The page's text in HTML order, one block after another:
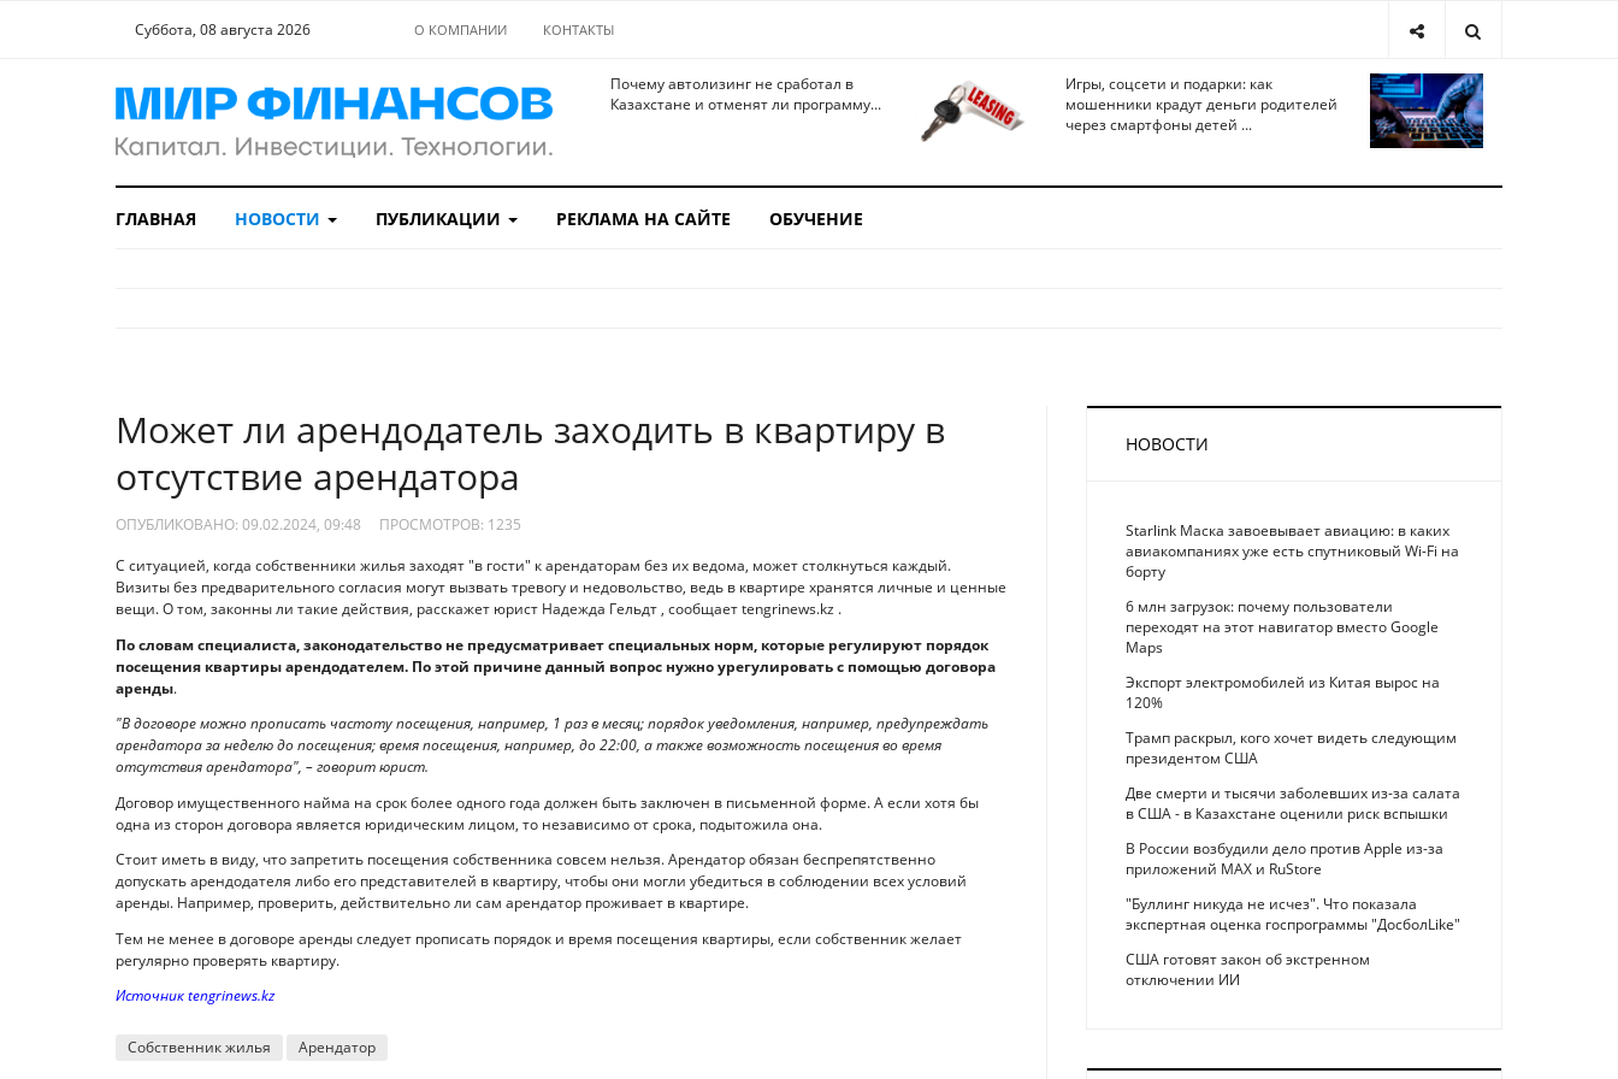
Суббота, 08 августа 2026 О КОМПАНИИ КОНТАКТЫ
Почему автолизинг не сработал в
Казахстане и отменят ли программу...
Игры, соцсети и подарки: как
мошенники крадут деньги родителей
через смартфоны детей ...
ГЛАВНАЯ НОВОСТИ ПУБЛИКАЦИИ РЕКЛАМА НА САЙТЕ ОБУЧЕНИЕ
Может ли арендодатель заходить в квартиру в
отсутствие арендатора
ОПУБЛИКОВАНО: 09.02.2024, 09:48 ПРОСМОТРОВ: 1235
С ситуацией, когда собственники жилья заходят "в гости" к арендаторам без их ведома, может столкнуться каждый.
Визиты без предварительного согласия могут вызвать тревогу и недовольство, ведь в квартире хранятся личные и ценные
вещи. О том, законны ли такие действия, расскажет юрист Надежда Гельдт , сообщает tengrinews.kz .
По словам специалиста, законодательство не предусматривает специальных норм, которые регулируют порядок
посещения квартиры арендодателем. По этой причине данный вопрос нужно урегулировать с помощью договора
аренды.
"В договоре можно прописать частоту посещения, например, 1 раз в месяц; порядок уведомления, например, предупреждать
арендатора за неделю до посещения; время посещения, например, до 22:00, а также возможность посещения во время
отсутствия арендатора", – говорит юрист.
Договор имущественного найма на срок более одного года должен быть заключен в письменной форме. А если хотя бы
одна из сторон договора является юридическим лицом, то независимо от срока, подытожила она.
Стоит иметь в виду, что запретить посещения собственника совсем нельзя. Арендатор обязан беспрепятственно
допускать арендодателя либо его представителей в квартиру, чтобы они могли убедиться в соблюдении всех условий
аренды. Например, проверить, действительно ли сам арендатор проживает в квартире.
Тем не менее в договоре аренды следует прописать порядок и время посещения квартиры, если собственник желает
регулярно проверять квартиру.
Источник tengrinews.kz
Собственник жилья Арендатор
НОВОСТИ
Starlink Маска завоевывает авиацию: в каких
авиакомпаниях уже есть спутниковый Wi-Fi на
борту
6 млн загрузок: почему пользователи
переходят на этот навигатор вместо Google
Maps
Экспорт электромобилей из Китая вырос на
120%
Трамп раскрыл, кого хочет видеть следующим
президентом США
Две смерти и тысячи заболевших из-за салата
в США - в Казахстане оценили риск вспышки
В России возбудили дело против Apple из-за
приложений MAX и RuStore
"Буллинг никуда не исчез". Что показала
экспертная оценка госпрограммы "ДосболLike"
США готовят закон об экстренном
отключении ИИ